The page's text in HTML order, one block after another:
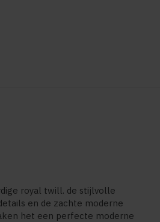
royal twill. de stijlvolle
en de zachte moderne
het een perfecte moderne